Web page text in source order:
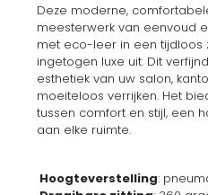
Deze moderne,
meesterwerk van eenvoud
met eco-leer in een tijdloos
ingetogen luxe uit. Dit
esthetiek van uw salon,
moeiteloos verrijken. Het
tussen comfort en stijl, een
aan elke ruimte.
Hoogteverstelling: